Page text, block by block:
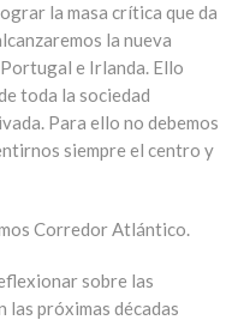
la masa crítica que da
la nueva
e Irlanda. Ello
toda la sociedad
Para ello no debemos
siempre el centro y
Corredor Atlántico.
sobre las
las próximas décadas